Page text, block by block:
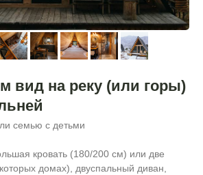
вид на реку (или горы)
семью с детьми
кровать (180/200 см) или две
домах), двуспальный диван,